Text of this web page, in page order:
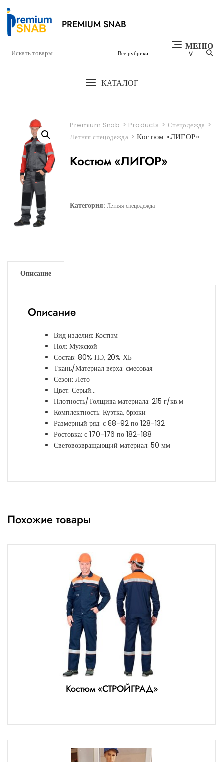
содержимому
МЕНЮ
PREMIUM SNAB
КАТАЛОГ
Premium Snab > Products > Спецодежда >
Летняя спецодежда >Костюм «ЛИГОР»
Костюм «ЛИГОР»
Категория:Летняя спецодежда
Описание
Описание
Вид изделия: Костюм
Пол: Мужской
Состав: 80% ПЭ, 20% ХБ
Ткань/Материал верха: смесовая
Сезон: Лето
Цвет: Серый…
Плотность/Толщина материала: 215 г/кв.м
Комплектность: Куртка, брюки
Размерный ряд: с 88-92 по 128-132
Ростовка: с 170-176 по 182-188
Световозвращающий материал: 50 мм
Похожие товары
Костюм «СТРОЙГРАД»